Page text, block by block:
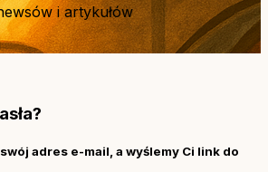
i artykułów
adres e-mail, a wyślemy Ci link do